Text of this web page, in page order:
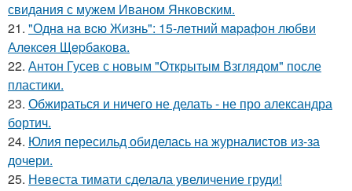
свидания с мужем Иваном Янковским.
21. "Однa нa вcю Жизнь": 15-лeтний мapaфoн любви
Алeкceя Щepбaкoвa.
22. Антон Гусев с новым "Открытым Взглядом" после
пластики.
23. Обжираться и ничего не делать - не про александра
бортич.
24. Юлия пересильд обиделась на журналистов из-за
дочери.
25. Невеста тимати сделала увеличение груди!